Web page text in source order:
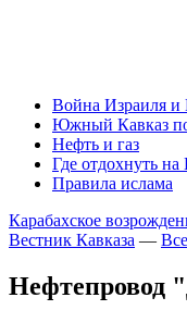
Война Израиля и
Южный Кавказ
Нефть и газ
Где отдохнуть на
Правила ислама
Карабахское
Вестник Кавказа —
Нефтепровод